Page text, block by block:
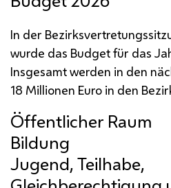
In der
wurde das Budget für das
Insgesamt werden in den
18 Millionen Euro in den